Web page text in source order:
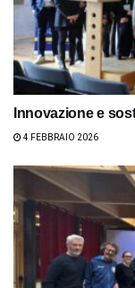
Innovazione e
4 FEBBRAIO 2026